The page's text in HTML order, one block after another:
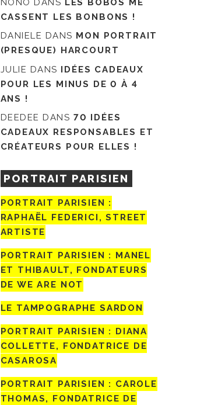
NONO DANS LES BOBOS ME
CASSENT LES BONBONS !
DANIELE DANS MON PORTRAIT
(PRESQUE) HARCOURT
JULIE DANS IDÉES CADEAUX
POUR LES MINUS DE 0 À 4
ANS !
DEEDEE DANS 70 IDÉES
CADEAUX RESPONSABLES ET
CRÉATEURS POUR ELLES !
PORTRAIT PARISIEN
PORTRAIT PARISIEN :
RAPHAËL FEDERICI, STREET
ARTISTE
PORTRAIT PARISIEN : MANEL
ET THIBAULT, FONDATEURS
DE WE ARE NOT
LE TAMPOGRAPHE SARDON
PORTRAIT PARISIEN : DIANA
COLLETTE, FONDATRICE DE
CASAROSA
PORTRAIT PARISIEN : CAROLE
THOMAS, FONDATRICE DE